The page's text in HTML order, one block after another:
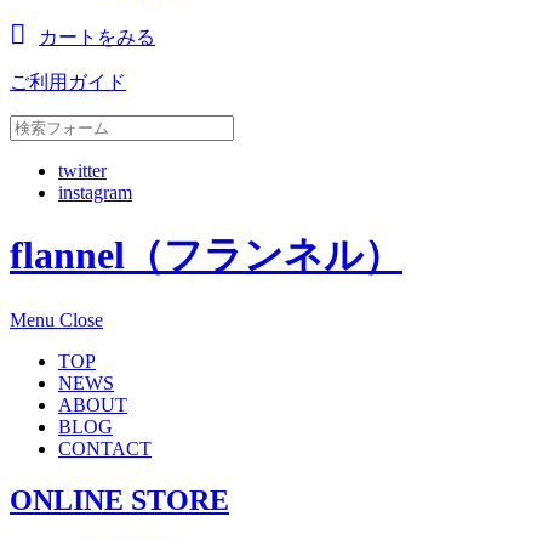
カートをみる
ご利用ガイド
twitter
instagram
flannel（フランネル）
Menu Close
TOP
NEWS
ABOUT
BLOG
CONTACT
ONLINE STORE